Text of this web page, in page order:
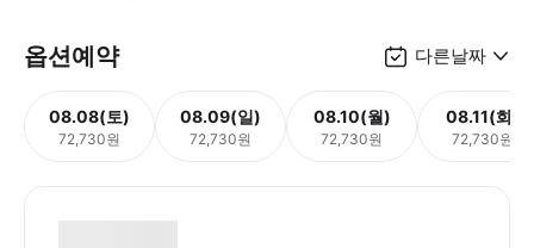
옵션예약 다른날짜
08.08(토)
72,730원
08.09(일)
72,730원
08.10(월)
72,730원
08.11(화)
72,730원